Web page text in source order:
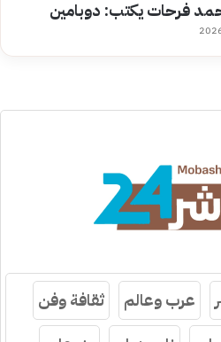
فرحات يكتب: دوبامين
عرب وعالم
ثقافة وفن